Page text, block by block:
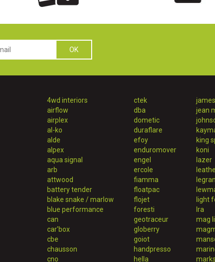
4wd interiors
airflow
airplex
al-ko
alde
alpex
aqua signal
arb
attwood
battery tender
blake snake / marlow
blue performance
can
car'box
cbe
chausson
cno
ctek
dba
dometic
duraflare
efoy
enduromover
engel
ercole
fiamma
floatpac
flojet
foresti
geotraceur
globerry
goiot
handpresso
hella
jean
king
koni
lazer
light
lra
mag